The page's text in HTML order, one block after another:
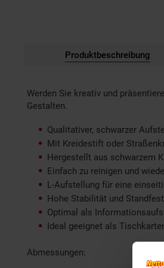
Produktbeschreibung
Werden Sie kreativ und
Gestalten.
Qualitativer, schwarzer
Mit Kreidestift oder
Hergestellt aus schwarzem
Einfach zu reinigen und
L-Aufstellung für eine
Hohe Stabilität und
Optimal als
Ideal geeignet als
Abmessungen: